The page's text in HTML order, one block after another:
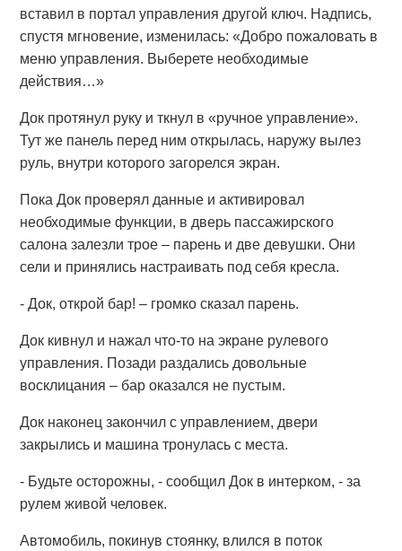
вставил в портал управления другой ключ. Надпись,
спустя мгновение, изменилась: «Добро пожаловать в
меню управления. Выберете необходимые
действия…»
Док протянул руку и ткнул в «ручное управление».
Тут же панель перед ним открылась, наружу вылез
руль, внутри которого загорелся экран.
Пока Док проверял данные и активировал
необходимые функции, в дверь пассажирского
салона залезли трое – парень и две девушки. Они
сели и принялись настраивать под себя кресла.
- Док, открой бар! – громко сказал парень.
Док кивнул и нажал что-то на экране рулевого
управления. Позади раздались довольные
восклицания – бар оказался не пустым.
Док наконец закончил с управлением, двери
закрылись и машина тронулась с места.
- Будьте осторожны, - сообщил Док в интерком, - за
рулем живой человек.
Автомобиль, покинув стоянку, влился в поток